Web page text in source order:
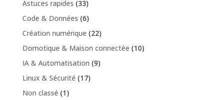
Astuces rapides (33)
Code & Données (6)
Création numérique (22)
Domotique & Maison connectée (10)
IA & Automatisation (9)
Linux & Sécurité (17)
Non classé (1)